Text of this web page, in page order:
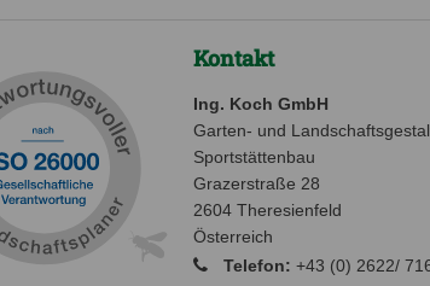
Kontakt
Ing. Koch GmbH
Garten- und
Sportstättenbau
Grazerstraße 28
2604 Theresienfeld
Österreich
Telefon: +43 (0) 2622/